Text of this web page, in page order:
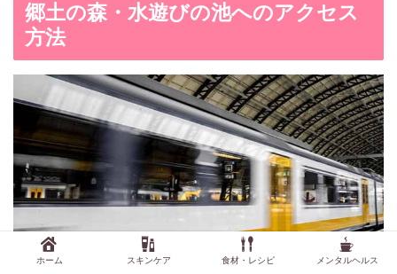
郷土の森・水遊びの池へのアクセス
方法
ホーム スキンケア 食材・レシピ メンタルヘルス